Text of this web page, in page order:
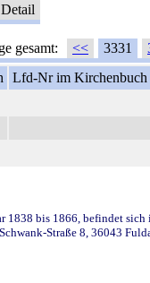
Detail
gesamt: << 3331
Lfd-Nr im Kirchenbuch
1838 bis 1866, befindet
Straße 8, 36043